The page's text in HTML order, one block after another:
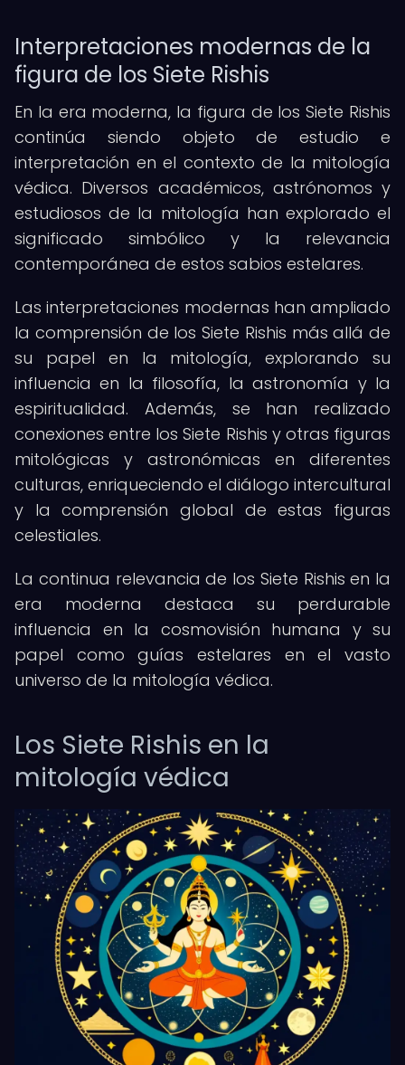
Interpretaciones modernas de la
figura de los Siete Rishis
En la era moderna, la figura de los Siete Rishis
continúa siendo objeto de estudio e
interpretación en el contexto de la mitología
védica. Diversos académicos, astrónomos y
estudiosos de la mitología han explorado el
significado simbólico y la relevancia
contemporánea de estos sabios estelares.
Las interpretaciones modernas han ampliado
la comprensión de los Siete Rishis más allá de
su papel en la mitología, explorando su
influencia en la filosofía, la astronomía y la
espiritualidad. Además, se han realizado
conexiones entre los Siete Rishis y otras figuras
mitológicas y astronómicas en diferentes
culturas, enriqueciendo el diálogo intercultural
y la comprensión global de estas figuras
celestiales.
La continua relevancia de los Siete Rishis en la
era moderna destaca su perdurable
influencia en la cosmovisión humana y su
papel como guías estelares en el vasto
universo de la mitología védica.
Los Siete Rishis en la
mitología védica